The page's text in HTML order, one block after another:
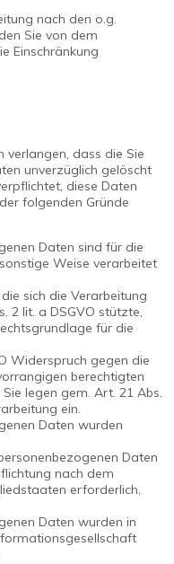
nach den o.g.
Sie von dem
Einschränkung
verlangen, dass die Sie
unverzüglich gelöscht
diese Daten
folgenden Gründe
Daten sind für die
Weise verarbeitet
sich die Verarbeitung
2 lit. a DSGVO stützte,
für die
Widerspruch gegen die
berechtigten
legen gem. Art. 21 Abs.
ein.
Daten wurden
Daten
nach dem
erforderlich,
Daten wurden in